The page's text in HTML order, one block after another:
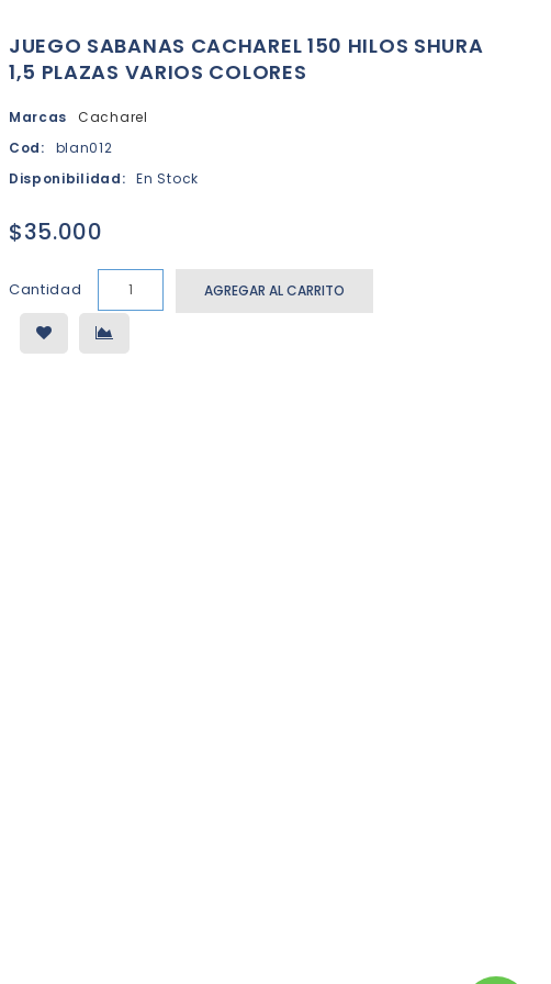
JUEGO SABANAS CACHAREL 150 HILOS SHURA
1,5 PLAZAS VARIOS COLORES
Marcas
Cacharel
Cod:
blan012
Disponibilidad:
En Stock
$35.000
Cantidad AGREGAR AL CARRITO